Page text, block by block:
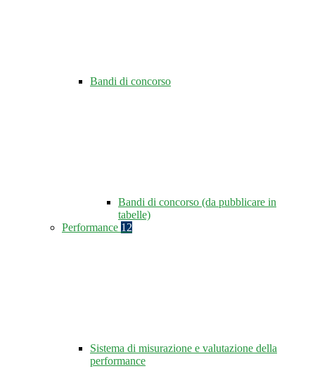
Bandi di concorso
Bandi di concorso (da pubblicare in
tabelle)
Performance 12
Sistema di misurazione e valutazione della
performance